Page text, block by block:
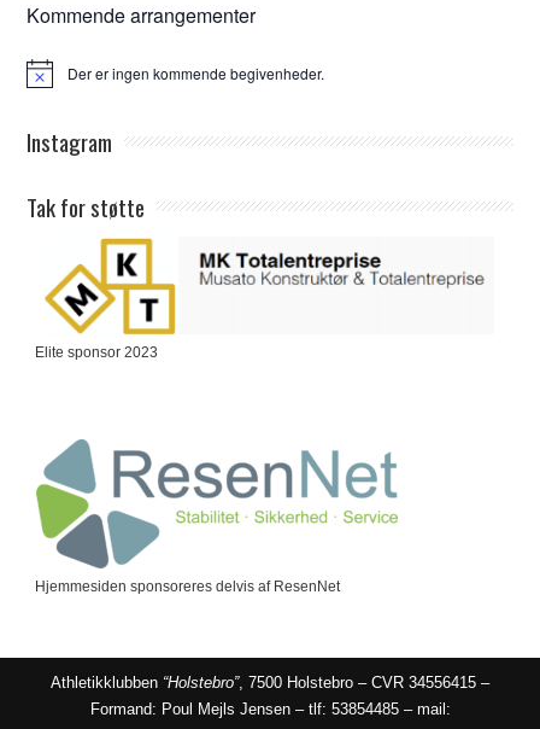
Kommende arrangementer
Notice Der er ingen kommende begivenheder.
Instagram
Tak for støtte
Elite sponsor 2023
Hjemmesiden sponsoreres delvis af ResenNet
Athletikklubben “Holstebro”, 7500 Holstebro – CVR 34556415 –
Formand: Poul Mejls Jensen – tlf: 53854485 – mail: